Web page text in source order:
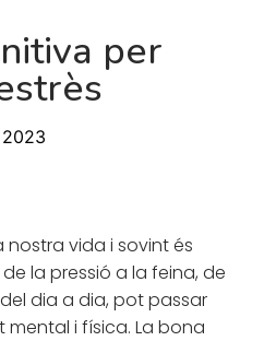
per
nostra vida i sovint és
la pressió a la feina, de
dia a dia, pot passar
i física. La bona